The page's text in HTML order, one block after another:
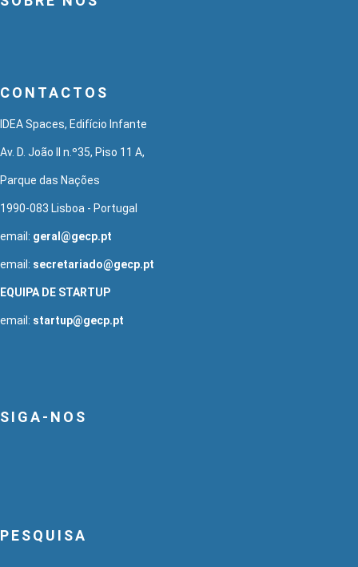
CONTACTOS
IDEA Spaces, Edifício Infante
Av. D. João II n.º35, Piso 11 A,
Parque das Nações
1990-083 Lisboa - Portugal
email: geral@gecp.pt
email: secretariado@gecp.pt
EQUIPA DE STARTUP
email: startup@gecp.pt
SIGA-NOS
PESQUISA